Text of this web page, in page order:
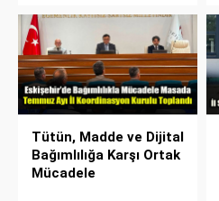
Tütün, Madde ve Dijital
Bağımlılığa Karşı Ortak
Mücadele